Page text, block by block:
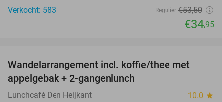
Verkocht: 583
Regulier €53,50
€34,95
Wandelarrangement incl. koffie/thee met
appelgebak + 2-gangenlunch
Lunchcafé Den Heijkant 10.0 star